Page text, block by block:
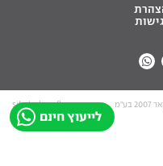
לייעוץ חינם
site by tq.soft